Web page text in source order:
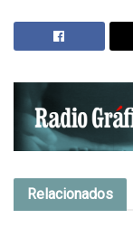
Relacionados